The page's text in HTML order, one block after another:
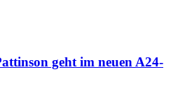
geht im neuen A24-